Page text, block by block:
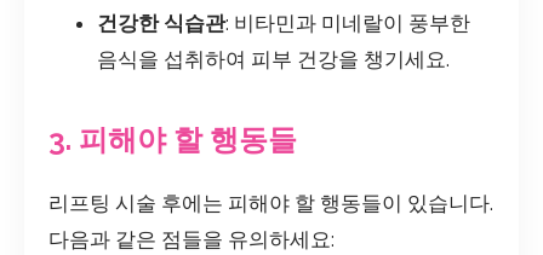
건강한 식습관: 비타민과 미네랄이 풍부한
음식을 섭취하여 피부 건강을 챙기세요.
3. 피해야 할 행동들
리프팅 시술 후에는 피해야 할 행동들이 있습니다.
다음과 같은 점들을 유의하세요: